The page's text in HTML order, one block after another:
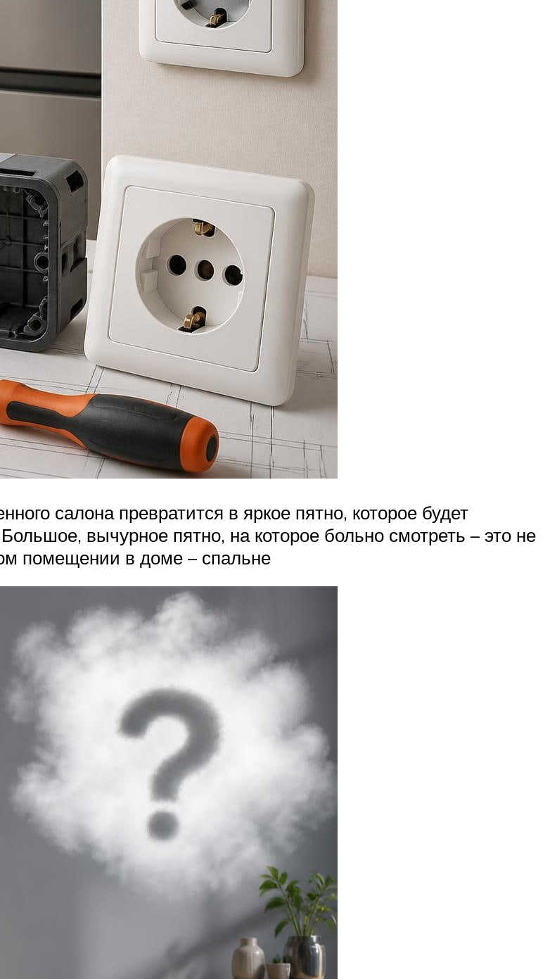
салона превратится в яркое пятно, которое будет
вычурное пятно, на которое больно смотреть – это не
помещении в доме – спальне